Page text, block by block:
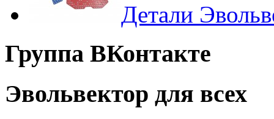
Детали
Группа ВКонтакте
Эвольвектор для всех